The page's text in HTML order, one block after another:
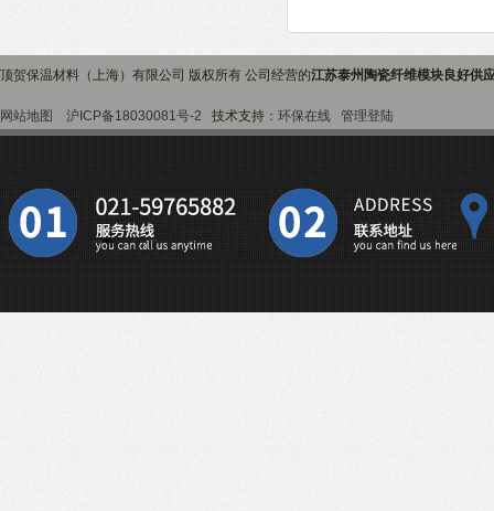
顶贺保温材料（上海）有限公司 版权所有 公司经营的江苏泰州陶瓷纤维模块良好供
网站地图 沪ICP备18030081号-2 技术支持： 环保在线 管理登陆